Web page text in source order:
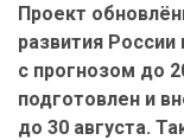
Проект
развития России
с прогнозом до
подготовлен и
до 30 августа.